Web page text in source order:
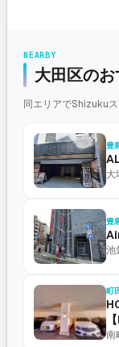
NEARBY
大田区の
同エリアでShizukuス
豊
大
豊
池
町
南